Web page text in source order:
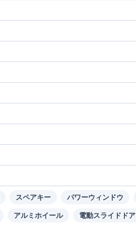
スペアキー パワーウィンドウ
アルミホイール 電動スライドドア